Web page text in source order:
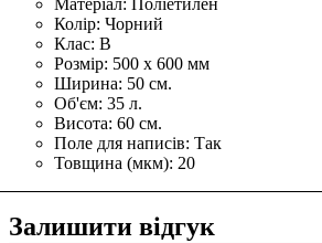
Матеріал: Поліетилен
Колір: Чорний
Клас: B
Розмір: 500 x 600 мм
Ширина: 50 см.
Об'єм: 35 л.
Висота: 60 см.
Поле для написів: Так
Товщина (мкм): 20
Залишити відгук